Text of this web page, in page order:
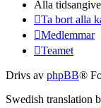
Alla
Ta bort alla
Medlemmar
Teamet
Drivs av phpBB®
Swedish translation